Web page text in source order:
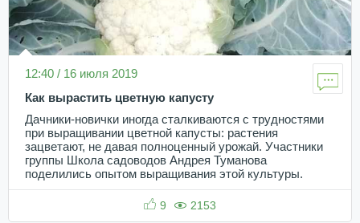
12:40 / 16 июля 2019
Как вырастить цветную капусту
Дачники-новички иногда сталкиваются с трудностями
при выращивании цветной капусты: растения
зацветают, не давая полноценный урожай. Участники
группы Школа садоводов Андрея Туманова
поделились опытом выращивания этой культуры.
9 2153